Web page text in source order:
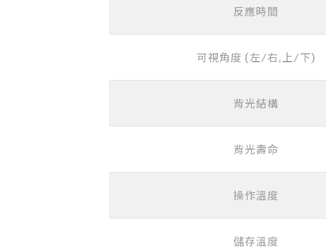
反應時間
可視角度 (左/右,上/下)
背光結構
背光壽命
操作溫度
儲存溫度